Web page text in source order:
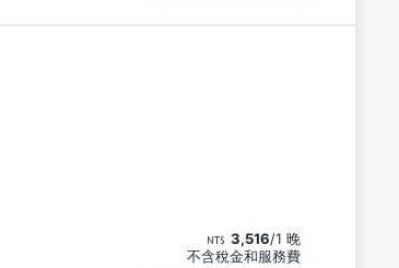
3,516/1 晚
不含稅金和服務費